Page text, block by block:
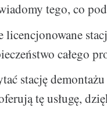
tego, co
całego
stację
tę usługę,